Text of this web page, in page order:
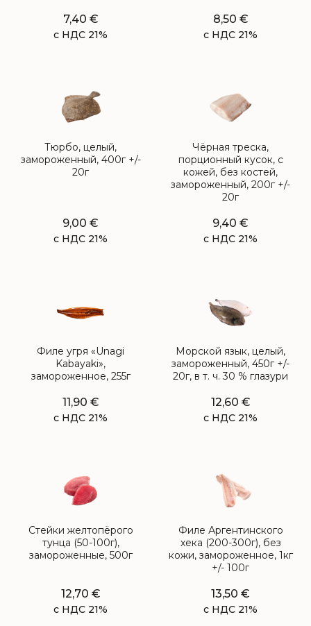
7,40 €
с НДС 21%
8,50 €
с НДС 21%
Тюрбо, целый,
замороженный, 400г +/-
20г
9,00 €
с НДС 21%
Чёрная треска,
порционный кусок, с
кожей, без костей,
замороженный, 200г +/-
20г
9,40 €
с НДС 21%
Филе угря «Unagi
Kabayaki»,
замороженное, 255г
11,90 €
с НДС 21%
Морской язык, целый,
замороженный, 450г +/-
20г, в т. ч. 30 % глазури
12,60 €
с НДС 21%
Стейки желтопёрого
тунца (50-100г),
замороженные, 500г
12,70 €
с НДС 21%
Филе Аргентинского
хека (200-300г), без
кожи, замороженное, 1кг
+/- 100г
13,50 €
с НДС 21%